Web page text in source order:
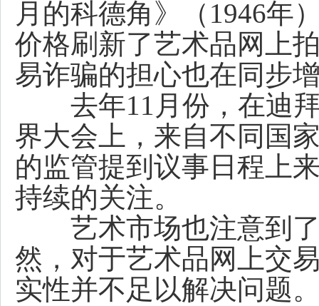
月的科德角》（1946年
价格刷新了艺术品网上
易诈骗的担心也在同步
去年11月份，在迪拜
界大会上，来自不同国
的监管提到议事日程上
持续的关注。
艺术市场也注意到了
然，对于艺术品网上交
实性并不足以解决问题